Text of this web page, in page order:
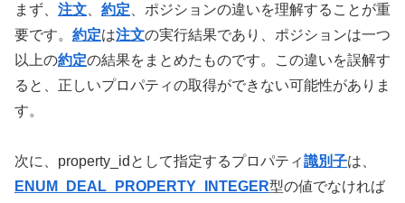
まず、 注文 約定 、ポジションの違いを理解することが重
要です。 約定は注文の実行結果であり、ポジションは一つ
以上の約定の結果をまとめたものです。この違いを誤解す
ると、正しいプロパティの取得ができない可能性がありま
す。
次に、property_idとして指定するプロパティ識別子は、
ENUM_DEAL_PROPERTY_INTEGER型の値でなければ